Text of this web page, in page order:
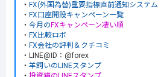
・ FX(外国為替)重要指標直前通知システム
・ FX口座開設キャンペーン一覧
・ 今月の FXキャンペーン凄い順
・ FX比較ロボ
・ FX会社の評判＆クチコミ
・LINE@ID：@forex
・ 羊飼いのLINEスタンプ